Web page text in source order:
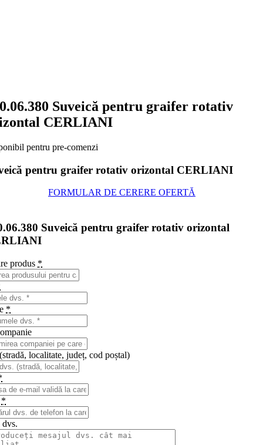
Suveică pentru graifer rotativ
CERLIANI
pentru pre-comenzi
pentru graifer rotativ orizontal CERLIANI
FORMULAR DE CERERE OFERTĂ
Suveică pentru graifer rotativ orizontal
produs *
*
localitate, județ, cod poștal)
*